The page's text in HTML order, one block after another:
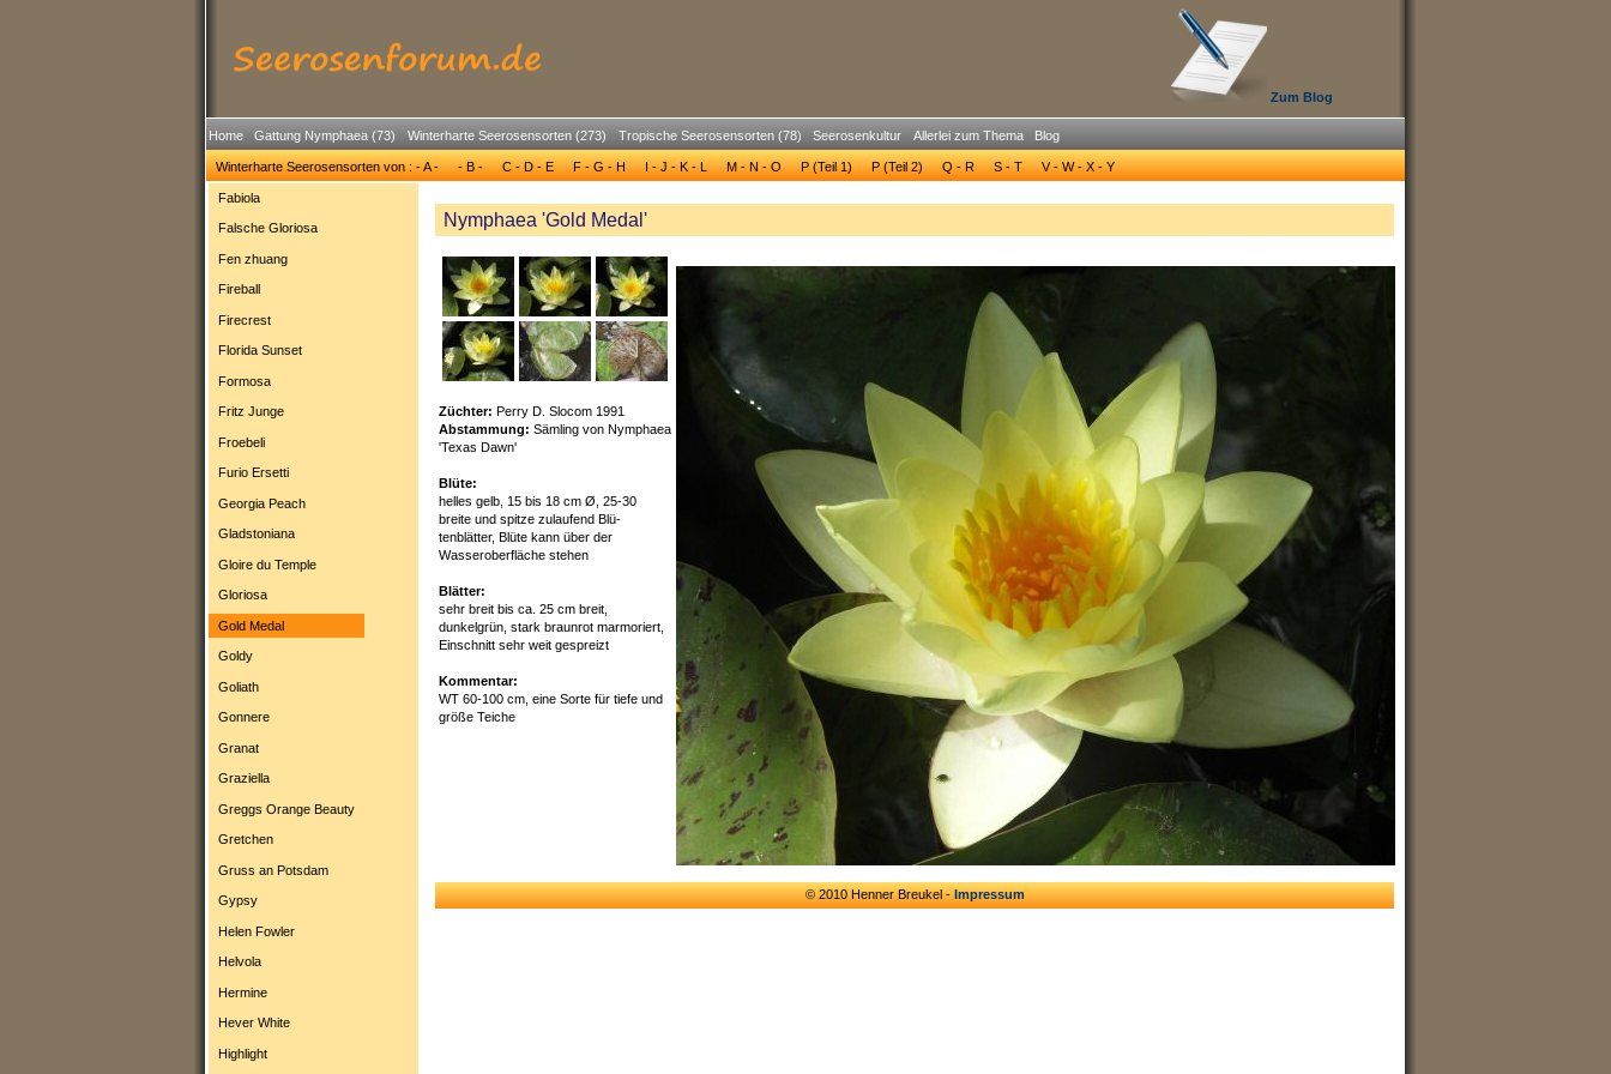
Zum Blog
Home Gattung Nymphaea (73) Winterharte Seerosensorten (273) Tropische Seerosensorten (78) Seerosenkultur Allerlei zum Thema Blog
Winterharte Seerosensorten von : - A - - B - C - D - E F - G - H I - J - K - L M - N - O P (Teil 1) P (Teil 2) Q - R S - T V - W - X - Y
Nymphaea 'Gold Medal'
Züchter: Perry D. Slocom 1991
Abstammung: Sämling von Nymphaea
'Texas Dawn'
Blüte:
helles gelb, 15 bis 18 cm Ø, 25-30
breite und spitze zulaufend Blü-
tenblätter, Blüte kann über der
Wasseroberfläche stehen
Blätter:
sehr breit bis ca. 25 cm breit,
dunkelgrün, stark braunrot marmoriert,
Einschnitt sehr weit gespreizt
Kommentar:
WT 60-100 cm, eine Sorte für tiefe und
größe Teiche
© 2010 Henner Breukel -Impressum
Fabiola
Falsche Gloriosa
Fen zhuang
Fireball
Firecrest
Florida Sunset
Formosa
Fritz Junge
Froebeli
Furio Ersetti
Georgia Peach
Gladstoniana
Gloire du Temple
Gloriosa
Gold Medal
Goldy
Goliath
Gonnere
Granat
Graziella
Greggs Orange Beauty
Gretchen
Gruss an Potsdam
Gypsy
Helen Fowler
Helvola
Hermine
Hever White
Highlight